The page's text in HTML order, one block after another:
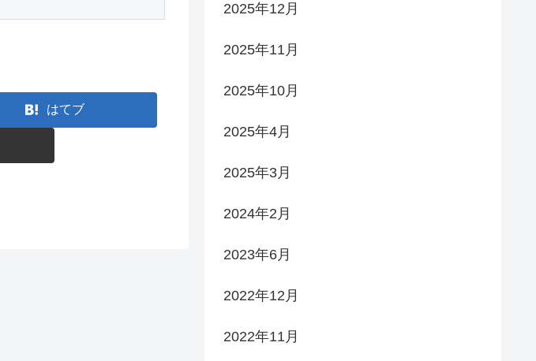
はてブ
2025年12月
2025年11月
2025年10月
2025年4月
2025年3月
2024年2月
2023年6月
2022年12月
2022年11月